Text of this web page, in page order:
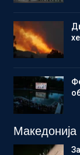
Македонија